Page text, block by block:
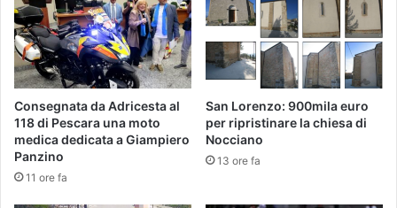
Consegnata da Adricesta al
118 di Pescara una moto
medica dedicata a Giampiero
Panzino
11 ore fa
San Lorenzo: 900mila euro
per ripristinare la chiesa di
Nocciano
13 ore fa